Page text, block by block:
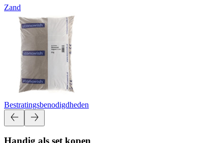
Zand
Bestratingsbenodigdheden
Handig als set kopen